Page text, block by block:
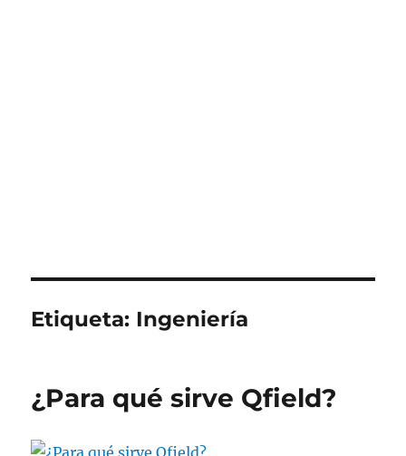
Etiqueta: Ingeniería
¿Para qué sirve Qfield?